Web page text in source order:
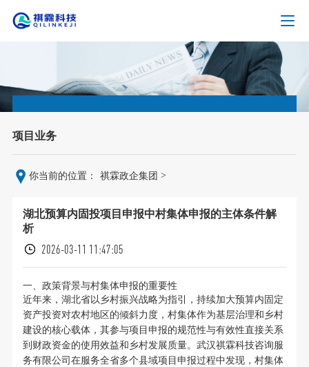
项目业务
你当前的位置： 祺霖政企集团 >
湖北预算内固投项目申报中村集体申报的主体条件解
析
2026-03-11 11:47:05
一、政策背景与村集体申报的重要性
近年来，湖北省以乡村振兴战略为指引，持续加大预算内固定
资产投资对农村地区的倾斜力度，村集体作为基层治理和乡村
建设的核心载体，其参与项目申报的规范性与有效性直接关系
到财政资金的使用效益和乡村发展质量。武汉祺霖科技咨询服
务有限公司在服务全省多个县域项目申报过程中发现，村集体